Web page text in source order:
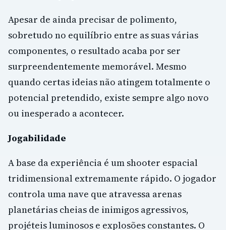
Apesar de ainda precisar de polimento,
sobretudo no equilíbrio entre as suas várias
componentes, o resultado acaba por ser
surpreendentemente memorável. Mesmo
quando certas ideias não atingem totalmente o
potencial pretendido, existe sempre algo novo
ou inesperado a acontecer.
Jogabilidade
A base da experiência é um shooter espacial
tridimensional extremamente rápido. O jogador
controla uma nave que atravessa arenas
planetárias cheias de inimigos agressivos,
projéteis luminosos e explosões constantes. O